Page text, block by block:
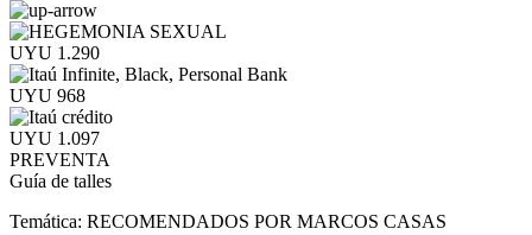
UYU 1.290
UYU 968
UYU 1.097
PREVENTA
Guía de talles
Temática: RECOMENDADOS POR MARCOS CASAS